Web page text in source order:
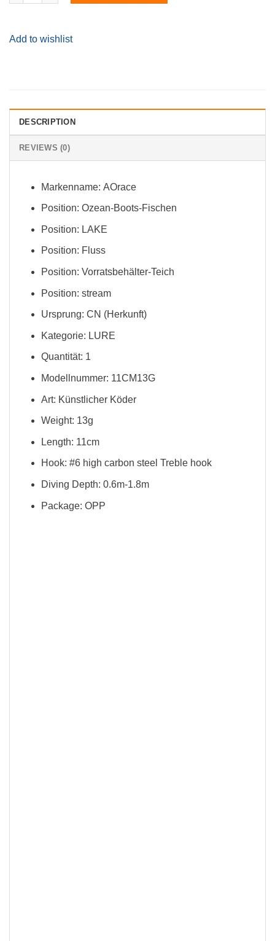
Add to wishlist
DESCRIPTION
REVIEWS (0)
Markenname: AOrace
Position: Ozean-Boots-Fischen
Position: LAKE
Position: Fluss
Position: Vorratsbehälter-Teich
Position: stream
Ursprung: CN (Herkunft)
Kategorie: LURE
Quantität: 1
Modellnummer: 11CM13G
Art: Künstlicher Köder
Weight: 13g
Length: 11cm
Hook: #6 high carbon steel Treble hook
Diving Depth: 0.6m-1.8m
Package: OPP